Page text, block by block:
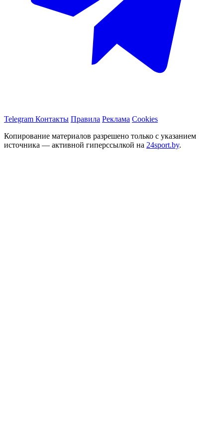
Telegram Контакты Правила Реклама Cookies
Копирование материалов разрешено только с указанием
источника — активной гиперссылкой на 24sport.by.